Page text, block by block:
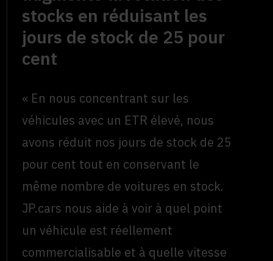
stocks en réduisant les
jours de stock de 25 pour
cent
« En nous concentrant sur les
véhicules avec un ETR élevé, nous
avons réduit nos jours de stock de 25
pour cent tout en conservant le
même nombre de voitures en stock.
JP.cars nous aide à voir à quel point
un véhicule est réellement
commercialisable et à quelle vitesse